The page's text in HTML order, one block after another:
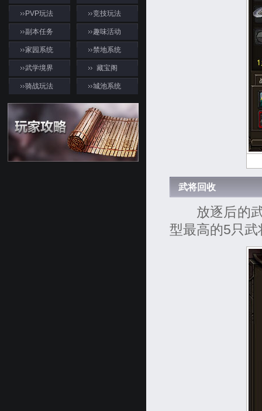
PVP玩法 竞技玩法
副本任务 趣味活动
家园系统 禁地系统
武学境界 藏宝阁
骑战玩法 城池系统
武将回收
放逐后的武
型最高的5只武